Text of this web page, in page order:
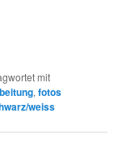
mit
,fotos
weiss